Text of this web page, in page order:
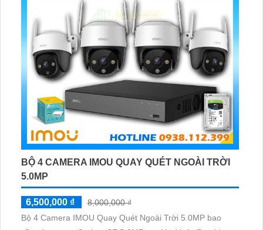
BỘ 4 CAMERA IMOU QUAY QUÉT NGOÀI TRỜI
5.0MP
6,500,000 ₫
8,000,000 ₫
Bộ 4 Camera IMOU Quay Quét Ngoài Trời 5.0MP bao